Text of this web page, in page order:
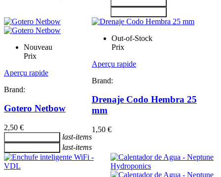
Nouveau
Prix
Aperçu rapide
Brand:
Gotero Netbow
2,50 €
last-items
last-items
Out-of-Stock
Prix
Aperçu rapide
Brand:
Drenaje Codo Hembra 25
mm
1,50 €